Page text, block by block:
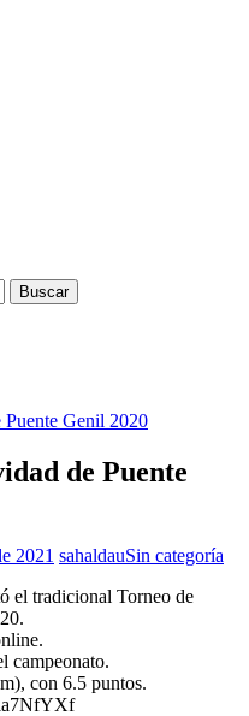
Genil 2020
de Puente
2021 sahaldauSin categoría
el tradicional Torneo de
campeonato.
con 6.5 puntos.
ia7NfYXf